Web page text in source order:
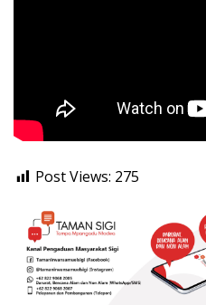
Post Views: 275